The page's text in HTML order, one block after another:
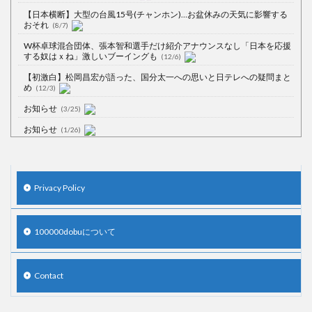
【日本横断】大型の台風15号(チャンホン)…お盆休みの天気に影響する
おそれ (8/7)
W杯卓球混合団体、張本智和選手だけ紹介アナウンスなし「日本を応援
する奴はｘね」激しいブーイングも
(12/6)
【初激白】松岡昌宏が語った、国分太一への思いと日テレへの疑問まと
め (12/3)
お知らせ (3/25)
お知らせ (1/26)
【中国】処理水の問題化狙うも不発？ASEAN関連会合で賛同広がらず
(7/13)
【韓国】54.1％「IAEA報告書を信用しない」
Privacy Policy
100000dobuについて
Contact